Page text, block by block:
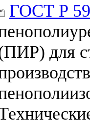
ГОСТ Р
для